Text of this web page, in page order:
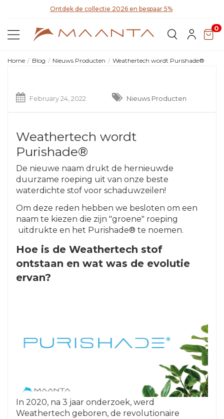
Ontdek de collectie 2026 en bespaar 5%
0
Home Blog Nieuws Producten Weathertech wordt Purishade®
February 24, 2022 Nieuws Producten
Weathertech wordt
Purishade®
De nieuwe naam drukt de hernieuwde
duurzame roeping uit van onze beste
waterdichte stof voor schaduwzeilen!
Om deze reden hebben we besloten om een
naam te kiezen die zijn "groene" roeping
uitdrukte en het Purishade® te noemen.
Hoe is de Weathertech stof
ontstaan en wat was de evolutie
ervan?
In 2020, na 3 jaar onderzoek, werd
Weathertech geboren, de revolutionaire